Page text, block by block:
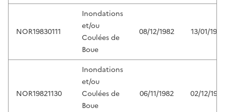
NOR19830111
Inondations
et/ou
Coulées de
Boue
08/12/1982 13/01/1983
NOR19821130
Inondations
et/ou
Coulées de
Boue
06/11/1982 02/12/1982